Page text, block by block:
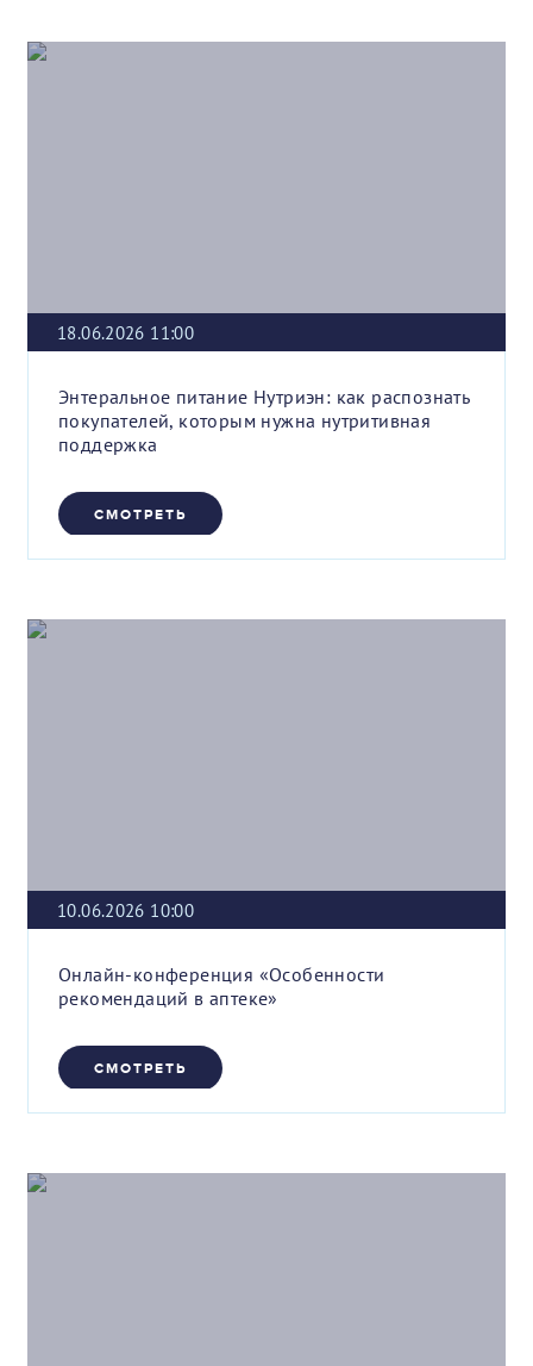
18.06.2026 11:00
Энтеральное питание Нутриэн: как распознать
покупателей, которым нужна нутритивная
поддержка
СМОТРЕТЬ
10.06.2026 10:00
Онлайн-конференция «Особенности
рекомендаций в аптеке»
СМОТРЕТЬ